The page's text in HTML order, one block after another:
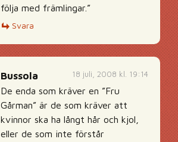
följa med främlingar.”
Svara
18 juli, 2008 kl. 19:14
Bussola
De enda som kräver en ”Fru
Gårman” är de som kräver att
kvinnor ska ha långt hår och kjol,
eller de som inte förstår